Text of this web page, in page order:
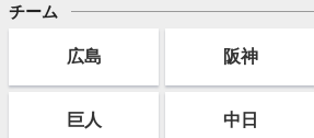
チーム
広島 阪神
巨人 中日